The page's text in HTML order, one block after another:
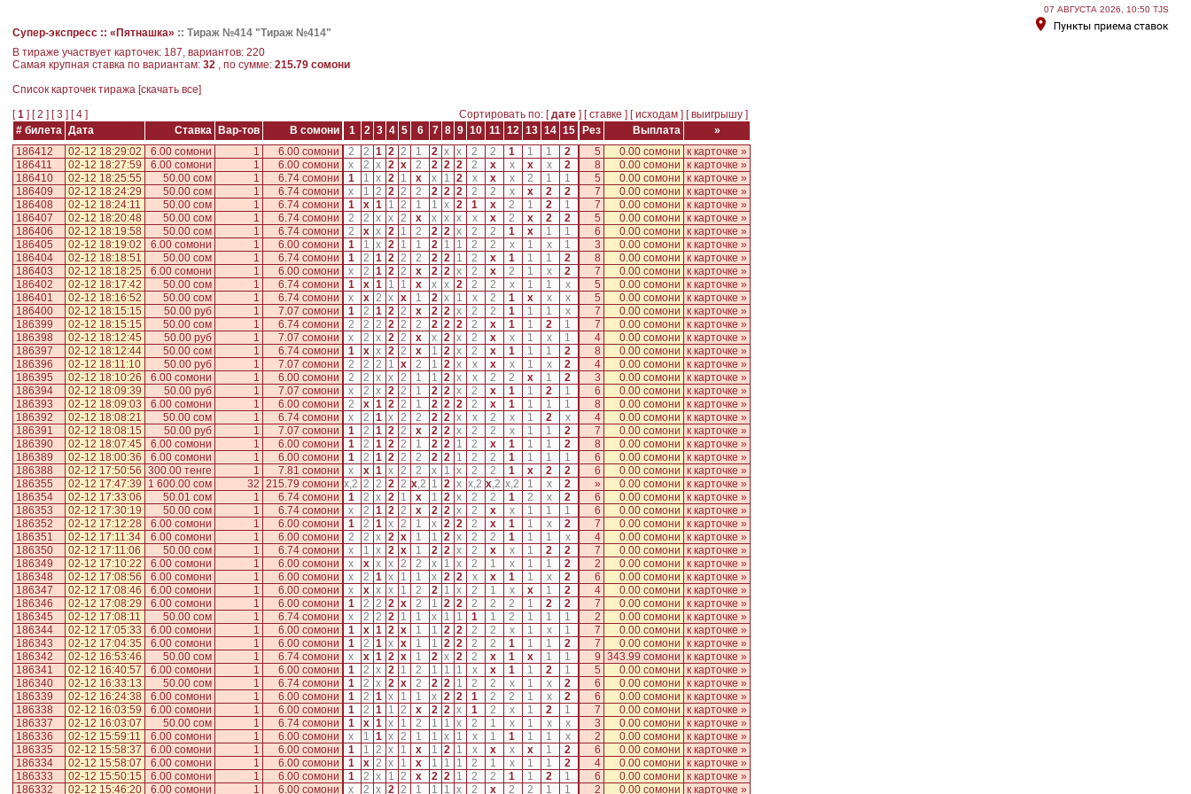
07 АВГУСТА 2026, 10:50 TJS
Супер-экспресс :: «Пятнашка» :: Тираж №414 "Тираж №414"
В тираже участвует карточек: 187, вариантов: 220
Самая крупная ставка по вариантам: 32 , по сумме: 215.79 сомони
Cписок карточек тиража [скачать все]
[1 ] [2 ] [3 ] [4 ] Сортировать по: [дате ] [ставке ] [исходам ] [выигрышу ]
# билета Дата Ставка Вар-тов В сомони 1 2 3 4 5 6 7 8 9 10 11 12 13 14 15 Рез Выплата
»
186412
02-12 18:29:02 6.00 сомони 1 6.00 сомони 2 2 1 2 2 1 2 x x 2 2 1 1 1 2 5 0.00 сомони к карточке »
186411
02-12 18:27:59 6.00 сомони 1 6.00 сомони x 2 x 2 x 2 2 2 2 2 x x x x 2 8 0.00 сомони к карточке »
186410
02-12 18:25:55 50.00 сом 1 6.74 сомони 1 1 x 2 1 x x 1 2 x x x 2 1 1 5 0.00 сомони к карточке »
186409
02-12 18:24:29 50.00 сом 1 6.74 сомони x 1 2 2 2 2 2 2 2 2 2 x x 2 2 7 0.00 сомони к карточке »
186408
02-12 18:24:11 50.00 сом 1 6.74 сомони 1 x 1 1 2 1 1 x 2 1 x 2 1 2 1 7 0.00 сомони к карточке »
186407
02-12 18:20:48 50.00 сом 1 6.74 сомони 2 2 x x 2 x x x x x x 2 x 2 2 5 0.00 сомони к карточке »
186406
02-12 18:19:58 50.00 сом 1 6.74 сомони 2 x x 2 1 2 2 2 x 2 2 1 x 1 1 6 0.00 сомони к карточке »
186405
02-12 18:19:02 6.00 сомони 1 6.00 сомони 1 1 x 2 1 1 2 1 1 2 2 x 1 x 1 3 0.00 сомони к карточке »
186404
02-12 18:18:51 50.00 сом 1 6.74 сомони 1 2 1 2 2 2 2 2 1 2 x 1 1 1 2 8 0.00 сомони к карточке »
186403
02-12 18:18:25 6.00 сомони 1 6.00 сомони x 2 1 2 2 x 2 2 x 2 x 2 1 x 2 7 0.00 сомони к карточке »
186402
02-12 18:17:42 50.00 сом 1 6.74 сомони 1 x 1 1 1 x x x 2 2 2 x 1 1 x 5 0.00 сомони к карточке »
186401
02-12 18:16:52 50.00 сом 1 6.74 сомони x x 2 x x 1 2 x 1 x 2 1 x x x 5 0.00 сомони к карточке »
186400
02-12 18:15:15 50.00 руб 1 7.07 сомони 1 2 1 2 2 x 2 2 x 2 2 1 1 1 x 7 0.00 сомони к карточке »
186399
02-12 18:15:15 50.00 сом 1 6.74 сомони 2 2 2 2 2 2 2 2 2 2 x 1 1 2 1 7 0.00 сомони к карточке »
186398
02-12 18:12:45 50.00 руб 1 7.07 сомони x 2 x 2 2 x x 2 x 2 x x 1 x 1 4 0.00 сомони к карточке »
186397
02-12 18:12:44 50.00 сом 1 6.74 сомони 1 x x 2 2 x 1 2 x 2 x 1 1 1 2 8 0.00 сомони к карточке »
186396
02-12 18:11:10 50.00 руб 1 7.07 сомони 2 2 2 1 x 2 1 2 x x x x 1 x 2 4 0.00 сомони к карточке »
186395
02-12 18:10:26 6.00 сомони 1 6.00 сомони 2 2 x x 2 1 1 2 x x 2 2 x 1 2 3 0.00 сомони к карточке »
186394
02-12 18:09:39 50.00 руб 1 7.07 сомони x 2 x 2 2 1 2 2 x 2 x 1 1 2 1 6 0.00 сомони к карточке »
186393
02-12 18:09:03 6.00 сомони 1 6.00 сомони 2 x 1 2 2 1 2 2 2 2 x 1 1 1 1 8 0.00 сомони к карточке »
186392
02-12 18:08:21 50.00 сом 1 6.74 сомони x 2 1 x 2 2 2 2 x x 2 x 1 2 x 4 0.00 сомони к карточке »
186391
02-12 18:08:15 50.00 руб 1 7.07 сомони 1 2 1 2 2 x 2 2 x 2 2 x 1 1 2 7 0.00 сомони к карточке »
186390
02-12 18:07:45 6.00 сомони 1 6.00 сомони 1 2 1 2 2 1 2 2 1 2 x 1 1 1 2 8 0.00 сомони к карточке »
186389
02-12 18:00:36 6.00 сомони 1 6.00 сомони 1 2 1 2 2 2 2 2 1 2 2 1 1 1 1 6 0.00 сомони к карточке »
186388
02-12 17:50:56 300.00 тенге 1 7.81 сомони x x 1 x 2 2 x 1 x 2 2 1 x 2 2 6 0.00 сомони к карточке »
186355
02-12 17:47:39 1 600.00 сом 32 215.79 сомони x,2 2 2 2 2 x,2 1 2 x x,2 x,2 x,2 1 x 2 » 0.00 сомони к карточке »
186354
02-12 17:33:06 50.01 сом 1 6.74 сомони 1 2 x 2 1 x 1 2 x 2 2 1 2 x 2 6 0.00 сомони к карточке »
186353
02-12 17:30:19 50.00 сом 1 6.74 сомони x 2 1 2 2 x 2 2 x 2 x x 1 1 1 6 0.00 сомони к карточке »
186352
02-12 17:12:28 6.00 сомони 1 6.00 сомони 1 2 1 x 2 1 x 2 2 2 x 1 1 x 2 7 0.00 сомони к карточке »
186351
02-12 17:11:34 6.00 сомони 1 6.00 сомони 2 2 x 2 x 1 1 2 x 2 2 1 1 1 x 4 0.00 сомони к карточке »
186350
02-12 17:11:06 50.00 сом 1 6.74 сомони x 1 x 2 x 1 2 2 x 2 x x 1 2 2 7 0.00 сомони к карточке »
186349
02-12 17:10:22 6.00 сомони 1 6.00 сомони x x x x 2 2 x 1 x 2 1 x 1 1 2 2 0.00 сомони к карточке »
186348
02-12 17:08:56 6.00 сомони 1 6.00 сомони x 2 1 x 1 1 x 2 2 x x 1 1 x 2 6 0.00 сомони к карточке »
186347
02-12 17:08:46 6.00 сомони 1 6.00 сомони x x x x 1 2 2 1 x 2 1 x x 1 2 4 0.00 сомони к карточке »
186346
02-12 17:08:29 6.00 сомони 1 6.00 сомони 1 2 2 2 x 2 1 2 2 2 2 2 1 2 2 7 0.00 сомони к карточке »
186345
02-12 17:08:11 50.00 сом 1 6.74 сомони x 2 2 2 1 1 x 1 1 1 1 2 1 1 1 2 0.00 сомони к карточке »
186344
02-12 17:05:33 6.00 сомони 1 6.00 сомони 1 x 1 2 x 1 1 2 2 2 2 x 1 x 1 7 0.00 сомони к карточке »
186343
02-12 17:04:35 6.00 сомони 1 6.00 сомони 1 2 1 x x 1 1 2 2 2 2 1 1 1 2 7 0.00 сомони к карточке »
186342
02-12 16:53:46 50.00 сом 1 6.74 сомони x x 1 2 x 1 2 x 2 2 x 1 x 1 1 9 343.99 сомони к карточке »
186341
02-12 16:40:57 6.00 сомони 1 6.00 сомони 1 2 x 2 1 2 1 1 1 x x 1 1 2 1 5 0.00 сомони к карточке »
186340
02-12 16:33:13 50.00 сом 1 6.74 сомони 1 2 x 2 x 2 2 2 1 2 2 x 1 x 2 6 0.00 сомони к карточке »
186339
02-12 16:24:38 6.00 сомони 1 6.00 сомони 1 2 1 x 1 1 x 2 2 1 2 2 1 x 2 6 0.00 сомони к карточке »
186338
02-12 16:03:59 6.00 сомони 1 6.00 сомони 1 2 1 1 2 x 2 2 x 1 2 x 1 2 1 7 0.00 сомони к карточке »
186337
02-12 16:03:07 50.00 сом 1 6.74 сомони 1 x 1 x 1 2 1 1 x 2 1 x 1 x x 3 0.00 сомони к карточке »
186336
02-12 15:59:11 6.00 сомони 1 6.00 сомони x 1 1 x 2 1 1 x 1 x 1 1 1 1 x 2 0.00 сомони к карточке »
186335
02-12 15:58:37 6.00 сомони 1 6.00 сомони 1 1 2 x 1 x 1 2 1 x x x x 1 2 6 0.00 сомони к карточке »
186334
02-12 15:58:07 6.00 сомони 1 6.00 сомони 1 x 2 x 1 x 1 1 1 2 1 x 1 1 2 4 0.00 сомони к карточке »
186333
02-12 15:50:15 6.00 сомони 1 6.00 сомони 1 2 x 1 2 x 2 2 1 2 2 1 1 2 1 6 0.00 сомони к карточке »
186332
02-12 15:46:20 6.00 сомони 1 6.00 сомони x 2 x 2 2 1 1 1 x 2 x 2 2 1 1 2 0.00 сомони к карточке »